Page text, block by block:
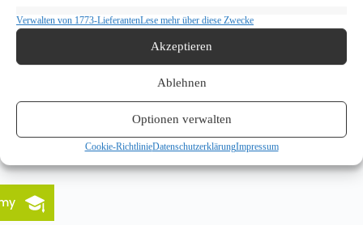
Eigenschaften
Abgleichung und Kombination von Daten aus unterschiedlichen
Quellen, Verknüpfung verschiedener Endgeräte, Identifikation von
Endgeräten anhand automatisch übermittelter Informationen.
Verwendung genauer Standortdaten, Geräte anhand von
aktiv angeforderten Informationen identifizieren.
Gewährleistung der Sicherheit, Verhinderung und
Aufdeckung von Betrug und Fehlerbehebung,
Bereitstellung und Anzeige von Werbung und
Inhalten, Ihre Entscheidungen zum Datenschutz
speichern und übermitteln.
Verwalten von 1773-LieferantenLese mehr über diese Zwecke
Akzeptieren
Ablehnen
Optionen verwalten
Cookie-RichtlinieDatenschutzerklärungImpressum